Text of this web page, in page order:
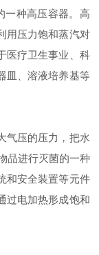
一种高压容器。高
用压力饱和蒸汽对
医疗卫生事业、科
皿、溶液培养基等
压的压力，把水
品进行灭菌的一种
和安全装置等元件
过电加热形成饱和